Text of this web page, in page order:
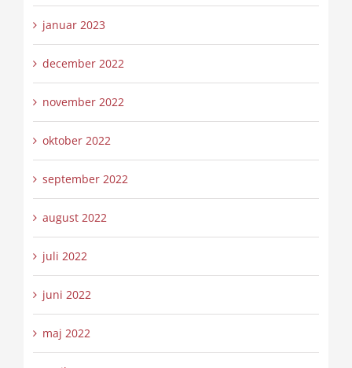
januar 2023
december 2022
november 2022
oktober 2022
september 2022
august 2022
juli 2022
juni 2022
maj 2022